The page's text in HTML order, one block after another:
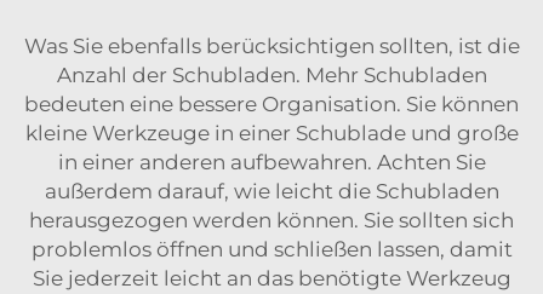
Was Sie ebenfalls berücksichtigen sollten, ist die
Anzahl der Schubladen. Mehr Schubladen
bedeuten eine bessere Organisation. Sie können
kleine Werkzeuge in einer Schublade und große
in einer anderen aufbewahren. Achten Sie
außerdem darauf, wie leicht die Schubladen
herausgezogen werden können. Sie sollten sich
problemlos öffnen und schließen lassen, damit
Sie jederzeit leicht an das benötigte Werkzeug